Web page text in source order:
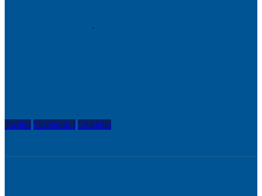
Twitter Facebook-f Linkedin